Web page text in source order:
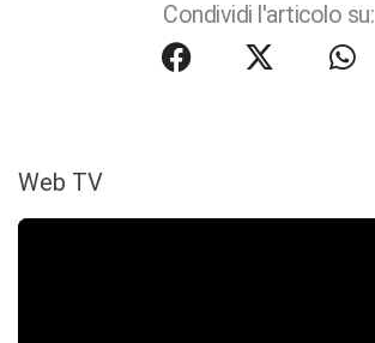
Condividi l'articolo su:
Web TV